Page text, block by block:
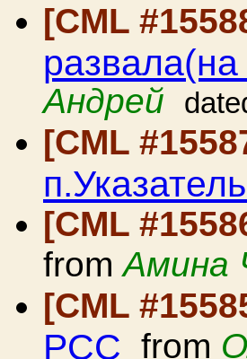
[CML
Андрей
[CML
[CML
fromАмина
[CML
РСС from